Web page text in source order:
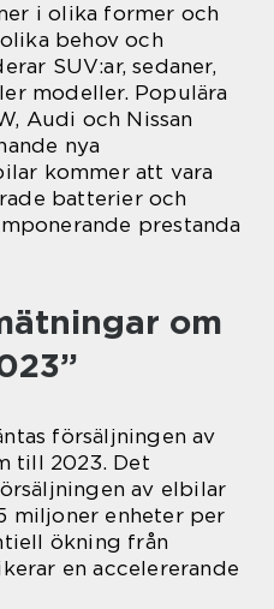
i olika former och
behov och
SUV:ar, sedaner,
modeller. Populära
Audi och Nissan
nya
kommer att vara
batterier och
prestanda
om
försäljningen av
till 2023. Det
av elbilar
miljoner enheter per
ökning från
en accelererande